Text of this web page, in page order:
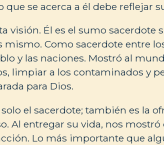
que se acerca a él debe reflejar
visión. Él es el sumo sacerdote
mismo. Como sacerdote entre
y las naciones. Mostró al
limpiar a los contaminados y
para Dios.
el sacerdote; también es la
Al entregar su vida, nos
Lo más importante que